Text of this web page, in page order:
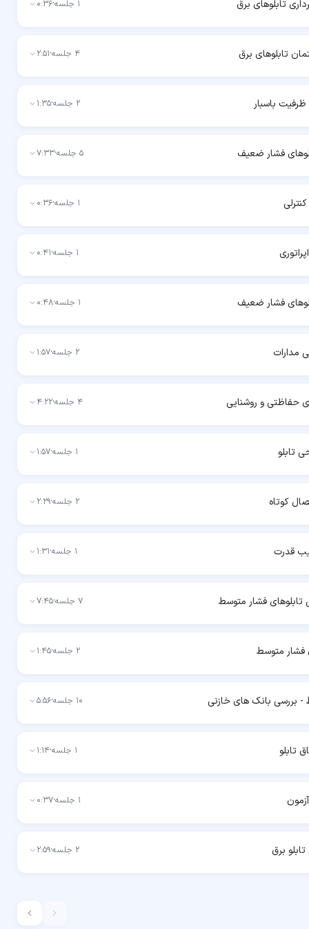
تابلوهای برق 1 جلسه·
0:36
تابلوهای برق 4 جلسه·
2:51
باسبار 2 جلسه·
1:35
فشار ضعیف 5جلسه·
7:33
1 جلسه·
0:36
1 جلسه·
0:41
فشار ضعیف 1 جلسه·
0:48
مدارات 2 جلسه·
1:57
حفاظتی و روشنایی 4 جلسه·
4:22
تابلو 1 جلسه·
1:57
کوتاه 2 جلسه·
2:29
قدرت 1 جلسه·
1:31
تابلوهای فشار متوسط 7جلسه·
7:45
فشار متوسط 2 جلسه·
1:45
- بررسی بانک های خازنی 10 جلسه·
5:56
تابلو 1 جلسه·
1:14
1 جلسه·
0:37
برق 2 جلسه·
2:59